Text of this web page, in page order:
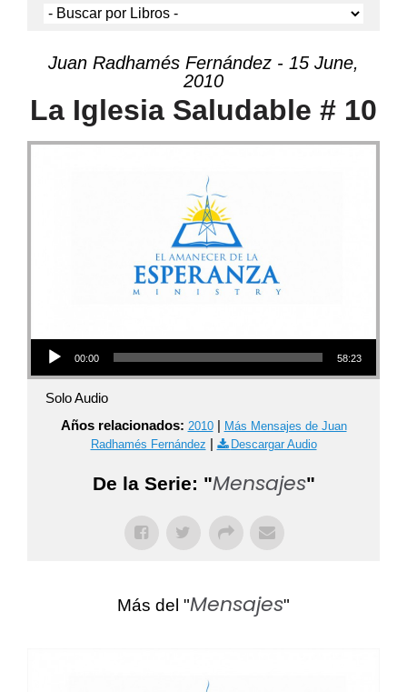
Juan Radhamés Fernández - 15 June,
2010
La Iglesia Saludable # 10
Audio Player
00:00 58:23
Solo Audio
Años relacionados: 2010| Más Mensajes de Juan
Radhamés Fernández | Descargar Audio
De la Serie: "Mensajes"
Más del "Mensajes"